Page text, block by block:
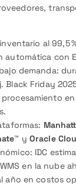
al 99,5
automática con
demanda:
Black Friday
en
y Oracle
IDC
en la nube
año en costos